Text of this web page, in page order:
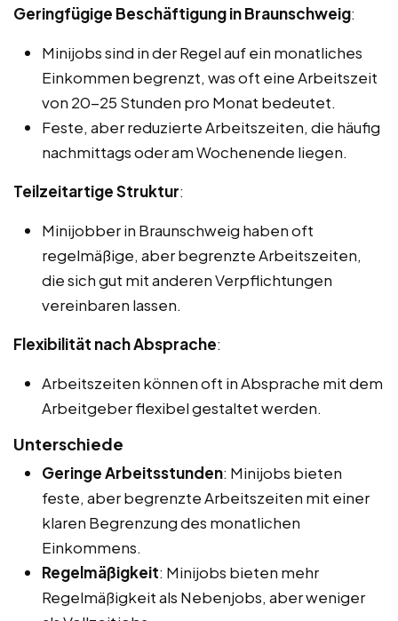
Geringfügige Beschäftigung in Braunschweig:
Minijobs sind in der Regel auf ein monatliches
Einkommen begrenzt, was oft eine Arbeitszeit
von 20-25 Stunden pro Monat bedeutet.
Feste, aber reduzierte Arbeitszeiten, die häufig
nachmittags oder am Wochenende liegen.
Teilzeitartige Struktur:
Minijobber in Braunschweig haben oft
regelmäßige, aber begrenzte Arbeitszeiten,
die sich gut mit anderen Verpflichtungen
vereinbaren lassen.
Flexibilität nach Absprache:
Arbeitszeiten können oft in Absprache mit dem
Arbeitgeber flexibel gestaltet werden.
Unterschiede
Geringe Arbeitsstunden: Minijobs bieten
feste, aber begrenzte Arbeitszeiten mit einer
klaren Begrenzung des monatlichen
Einkommens.
Regelmäßigkeit: Minijobs bieten mehr
Regelmäßigkeit als Nebenjobs, aber weniger